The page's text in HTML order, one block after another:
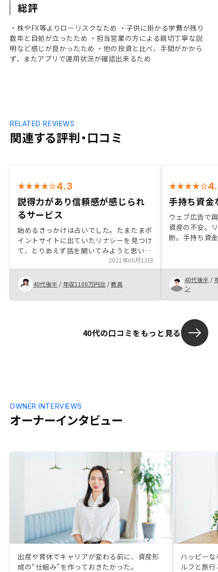
総評
・株やFX等よりローリスクなため ・子供に掛かる学費が残り
数年と目処が立ったため ・担当営業の方による親切丁寧な説
明など感じが良かったため ・他の投資と比べ、手間がかから
ず、またアプリで運用状況が確認出来るため
関連する評判・口コミ
RELATED REVIEWS
4.3
説得力があり信頼感が感じられ
るサービス
始めるきっかけは占いでした。たまたまポ
イントサイトに出ていたリナシーを見つけ
て、とりあえず話を聞いてみようと思いま
した。話がわかりやすかったのと、説得力
や信頼感も感じたので即決でした。後悔も
していないし、直感を信じてはじめてよか
ったと思っています。
2021年06月12日
40代後半 / 年収1100万円台 /教員
手持ち資金
ウェブ広告で
資産の不安。
断。手持ち資
く、かつ正確
た。 40代後半 /
ン
40代の口コミをもっと見る
オーナーインタビュー
OWNER INTERVIEWS
出産や育休でキャリアが変わる前に、資産形
成の“仕組み”を作っておきたかった。
ハッピー
ルフと旅